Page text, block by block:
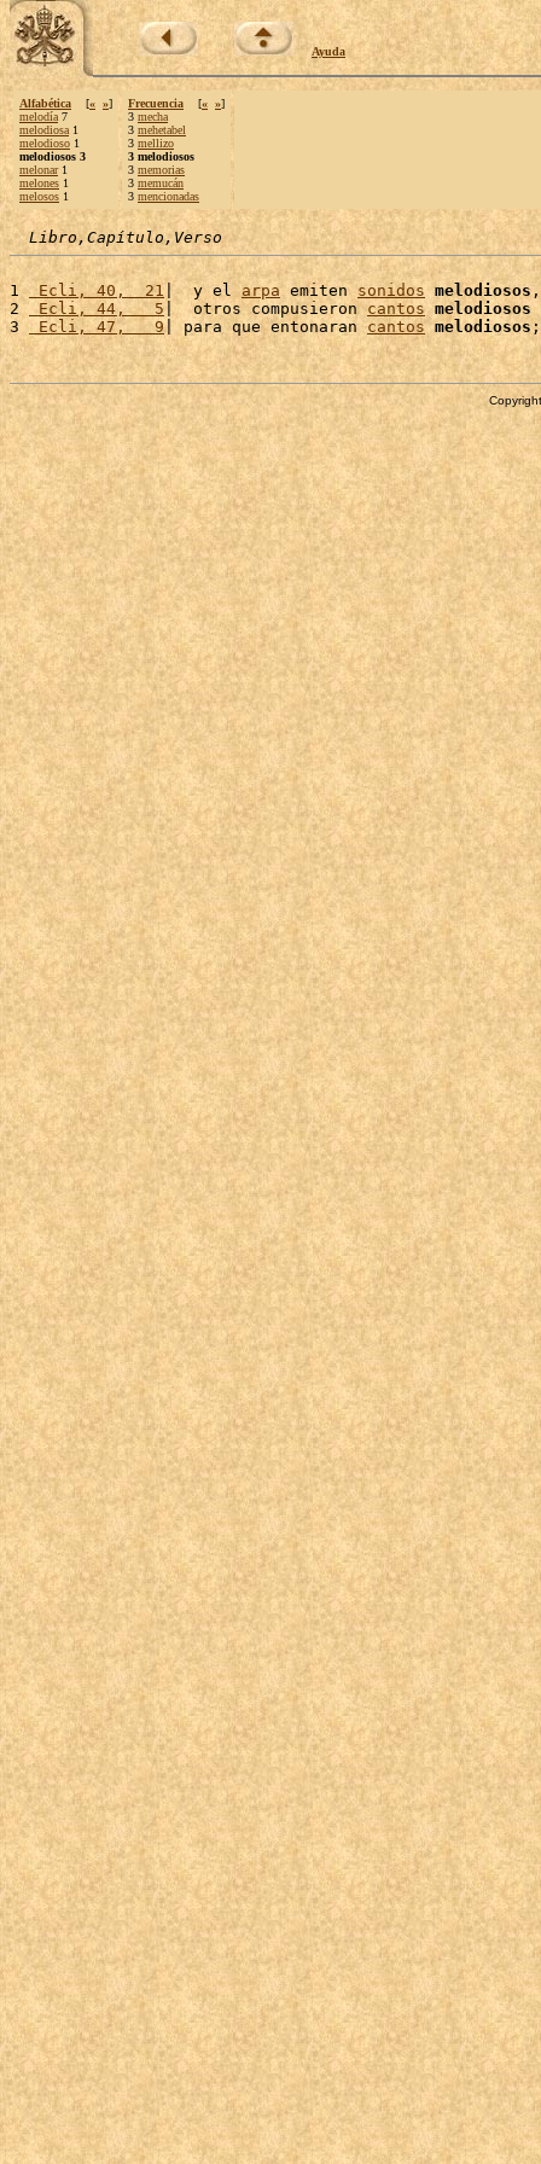
Ayuda
Alfabética [« »]
melodía 7
melodiosa 1
melodioso 1
melodiosos 3
melonar1
melones 1
melosos 1
Frecuencia [« »]
3 mecha
3 mehetabel
3 mellizo
3 melodiosos
3 memorias
3 memucán
3 mencionadas
Libro,Capítulo,Verso
1 Ecli, 40,  21 |  y el arpa emiten sonidos melodiosos
2 Ecli, 44,   5 |  otros compusieron cantos melodiosos
3
Ecli, 47,   9| para que entonaran cantos melodiosos